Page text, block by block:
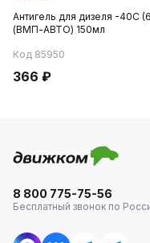
Антигель для дизеля -40С
(ВМП-АВТО) 150мл
Код 85950
366 ₽
8 800 775-75-56
Бесплатный звонок по